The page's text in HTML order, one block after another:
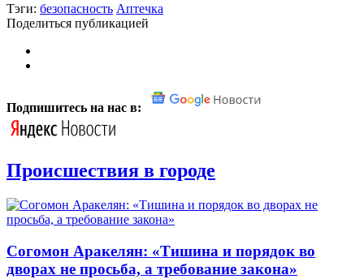
Тэги: безопасность Аптечка
Поделиться публикацией
Подпишитесь на нас в:
Происшествия в городе
Согомон Аракелян: «Тишина и порядок во
дворах не просьба, а требование закона»